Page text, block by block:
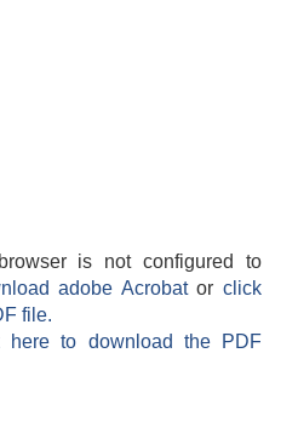
is not configured to
adobe Acrobatorclick
file.
here to download the PDF